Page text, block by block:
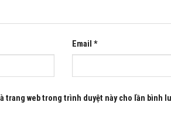
Email *
trang web trong trình duyệt này cho lần bình